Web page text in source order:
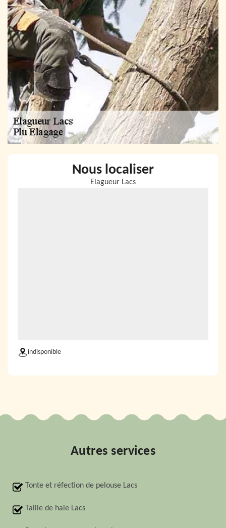
Nous localiser
Elagueur Lacs
indisponible
Autres services
Tonte et réfection de pelouse Lacs
Taille de haie Lacs